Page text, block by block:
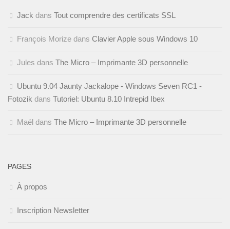
Jack dans Tout comprendre des certificats SSL
François Morize dans Clavier Apple sous Windows 10
Jules dans The Micro – Imprimante 3D personnelle
Ubuntu 9.04 Jaunty Jackalope - Windows Seven RC1 -
Fotozik dans Tutoriel: Ubuntu 8.10 Intrepid Ibex
Maël dans The Micro – Imprimante 3D personnelle
PAGES
À propos
Inscription Newsletter